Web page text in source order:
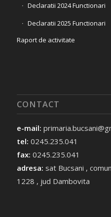
Declaratii 2024 Functionari
Declaratii 2025 Functionari
Raport de activitate
CONTACT
e-mail:
tel: 0245.235.041
fax: 0245.235.041
adresa: sat Bucsani ,
1228 , jud Dambovita